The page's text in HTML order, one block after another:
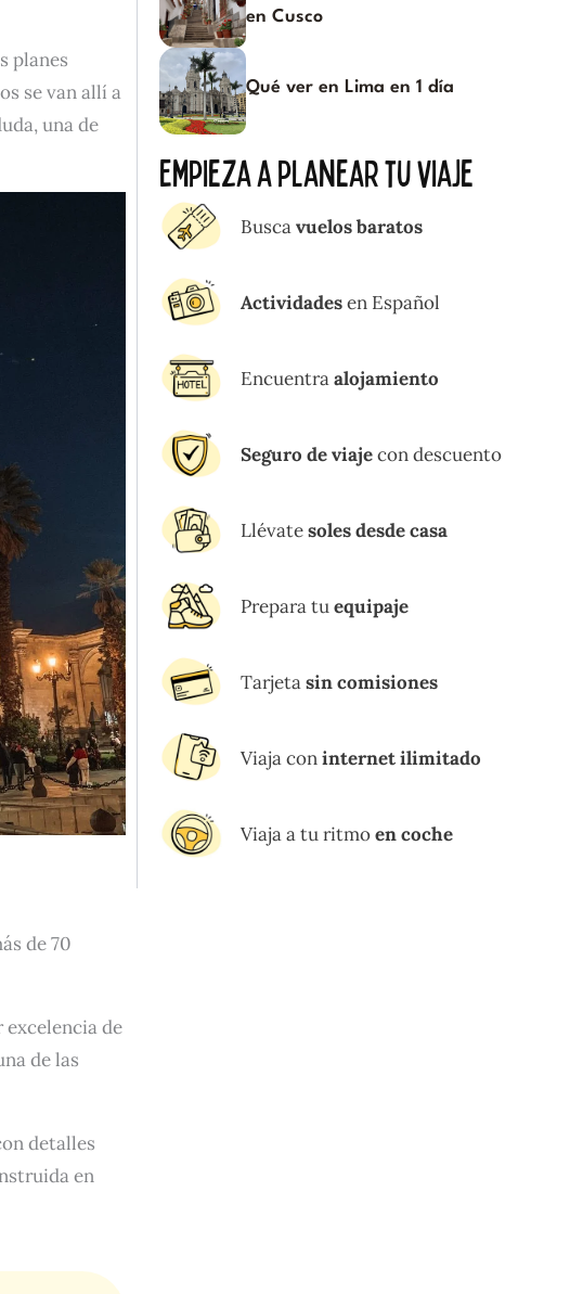
planes
se van allí a
una de
de 70
excelencia de
de las
detalles
en
en Cusco
Qué ver en Lima en 1 día
Empieza a planear tu viaje
Buscavuelos baratos
Actividadesen Español
Encuentraalojamiento
Seguro de viajecon descuento
Llévatesoles desde casa
Prepara tuequipaje
Tarjetasin comisiones
Viaja coninternet ilimitado
Viaja a tu ritmoen coche